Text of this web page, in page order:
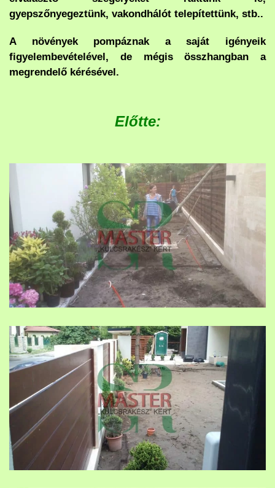
gyepszőnyegeztünk, vakondhálót telepítettünk, stb..
A növények pompáznak a saját igényeik
figyelembevételével, de mégis összhangban a
megrendelő kérésével.
Előtte: